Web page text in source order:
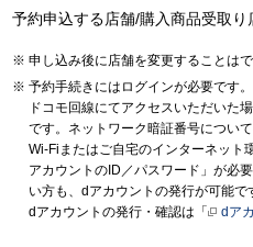
予約申込する店舗/購入商品受取り
申し込み後に店舗を変更することはで
予約手続きにはログインが必要です。
ドコモ回線にてアクセスいただいた
です。ネットワーク暗証番号につい
Wi-Fiまたはご自宅のインターネット
アカウントのID／パスワード」が必
い方も、dアカウントの発行が可能で
dアカウントの発行・確認は「
dア